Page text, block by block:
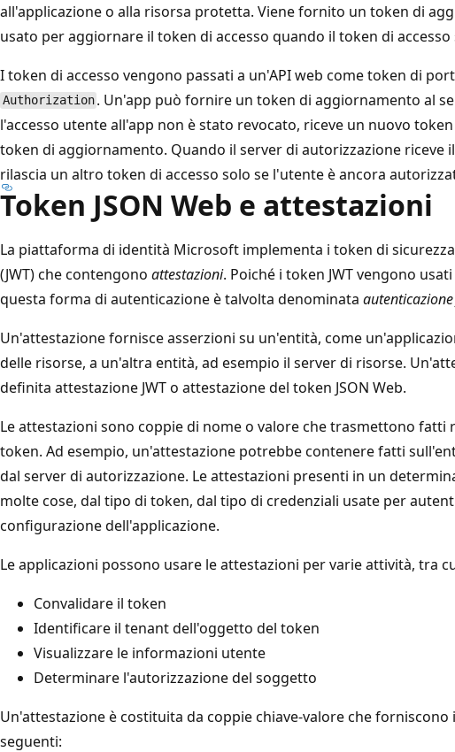
all'applicazione o alla risorsa protetta. Viene fornito un token di
usato per aggiornare il token di accesso quando il token di accesso
I token di accesso vengono passati a un'API web come token di
Authorization . Un'app può fornire un token di aggiornamento al
l'accesso utente all'app non è stato revocato, riceve un nuovo
token di aggiornamento. Quando il server di autorizzazione riceve
rilascia un altro token di accesso solo se l'utente è ancora
Token JSON Web e attestazioni
La piattaforma di identità Microsoft implementa i token di sicurezza
(JWT) che contengono attestazioni. Poiché i token JWT vengono
questa forma di autenticazione è talvolta denominata autenticazione
Un'attestazione fornisce asserzioni su un'entità, come
delle risorse, a un'altra entità, ad esempio il server di risorse.
definita attestazione JWT o attestazione del token JSON Web.
Le attestazioni sono coppie di nome o valore che trasmettono fatti
token. Ad esempio, un'attestazione potrebbe contenere fatti
dal server di autorizzazione. Le attestazioni presenti in un
molte cose, dal tipo di token, dal tipo di credenziali usate per
configurazione dell'applicazione.
Le applicazioni possono usare le attestazioni per varie attività, tra
Convalidare il token
Identificare il tenant dell'oggetto del token
Visualizzare le informazioni utente
Determinare l'autorizzazione del soggetto
Un'attestazione è costituita da coppie chiave-valore che
seguenti: